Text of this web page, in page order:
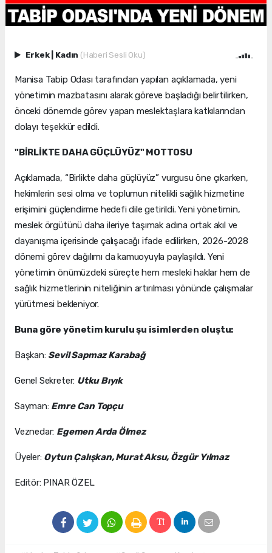
Erkek Kadın (Haberi Sesli Oku)
Manisa Tabip Odası tarafından yapılan açıklamada, yeni
yönetimin mazbatasını alarak göreve başladığı belirtilirken,
önceki dönemde görev yapan meslektaşlara katkılarından
dolayı teşekkür edildi.
"BİRLİKTE DAHA GÜÇLÜYÜZ" MOTTOSU
Açıklamada, “Birlikte daha güçlüyüz” vurgusu öne çıkarken,
hekimlerin sesi olma ve toplumun nitelikli sağlık hizmetine
erişimini güçlendirme hedefi dile getirildi. Yeni yönetimin,
meslek örgütünü daha ileriye taşımak adına ortak akıl ve
dayanışma içerisinde çalışacağı ifade edilirken, 2026-2028
dönemi görev dağılımı da kamuoyuyla paylaşıldı. Yeni
yönetimin önümüzdeki süreçte hem mesleki haklar hem de
sağlık hizmetlerinin niteliğinin artırılması yönünde çalışmalar
yürütmesi bekleniyor.
Buna göre yönetim kurulu şu isimlerden oluştu:
Başkan: Sevil Sapmaz Karabağ
Genel Sekreter: Utku Bıyık
Sayman: Emre Can Topçu
Veznedar: Egemen Arda Ölmez
Üyeler: Oytun Çalışkan, Murat Aksu, Özgür Yılmaz
Editör: PINAR ÖZEL